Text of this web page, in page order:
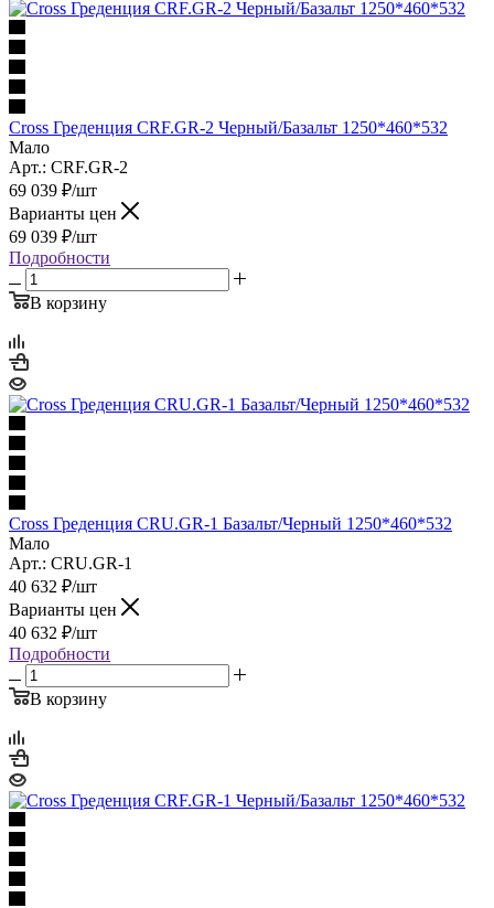
Cross Греденция CRF.GR-2 Черный/Базальт 1250*460*532
Мало
Арт.: CRF.GR-2
69 039 ₽/шт
Варианты цен
69 039 ₽/шт
Подробности
В корзину
Cross Греденция CRU.GR-1 Базальт/Черный 1250*460*532
Мало
Арт.: CRU.GR-1
40 632 ₽/шт
Варианты цен
40 632 ₽/шт
Подробности
В корзину